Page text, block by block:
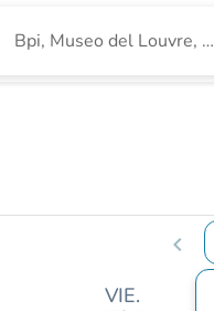
Buscar un establecimiento
chevron_left
VIE.